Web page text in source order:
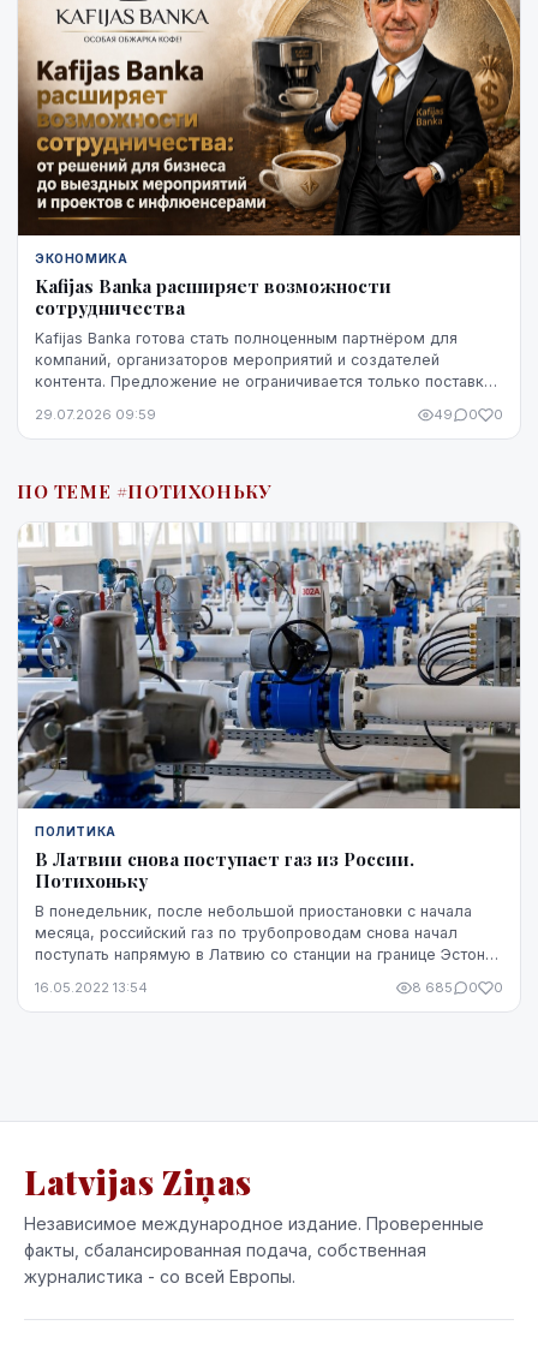
ЭКОНОМИКА
Kafijas Banka расширяет возможности
сотрудничества
Kafijas Banka готова стать полноценным партнёром для
компаний, организаторов мероприятий и создателей
контента. Предложение не ограничивается только поставкой
29.07.2026 09:59 49 0 0
ПО ТЕМЕ #ПОТИХОНЬКУ
ПОЛИТИКА
В Латвии снова поступает газ из России.
Потихоньку
В понедельник, после небольшой приостановки с начала
месяца, российский газ по трубопроводам снова начал
поступать напрямую в Латвию со станции на границе Эстонии
16.05.2022 13:54 8 685 0 0
Latvijas Ziņas
Независимое международное издание. Проверенные
факты, сбалансированная подача, собственная
журналистика - со всей Европы.